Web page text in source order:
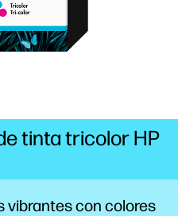
vibrantes con colores
tinta tricolor HP